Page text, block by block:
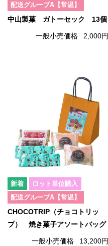
配送グループA【常温】
中山製菓 ガトーセック 13個
一般小売価格 2,000円
ロット単位購入
配送グループA【常温】
CHOCOTRIP（チョコトリッ
プ） 焼き菓子アソートバッグ
一般小売価格 13,200円